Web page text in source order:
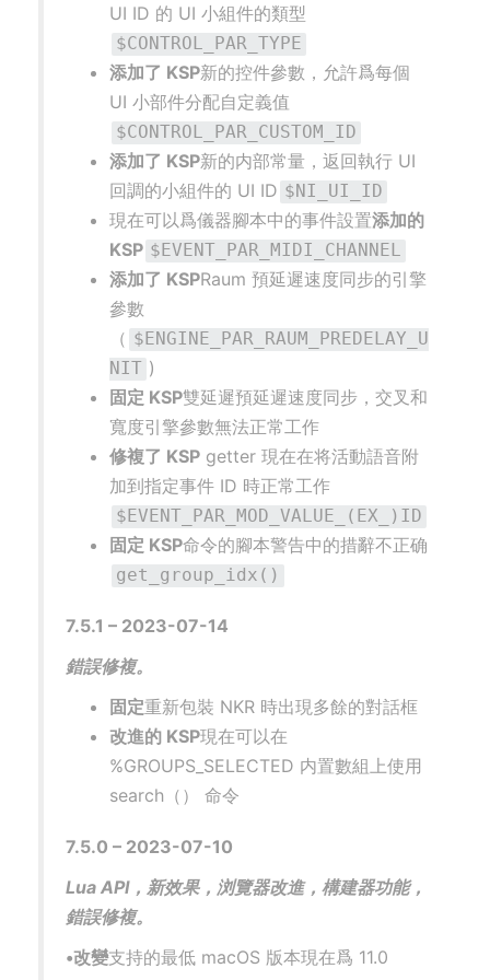
UI ID 的 UI 小組件的類型
$CONTROL_PAR_TYPE
添加了 KSP新的控件參數，允許爲每個
UI 小部件分配自定義值
$CONTROL_PAR_CUSTOM_ID
添加了 KSP新的内部常量，返回執行 UI
回調的小組件的 UI ID $NI_UI_ID
現在可以爲儀器腳本中的事件設置添加的
KSP $EVENT_PAR_MIDI_CHANNEL
添加了 KSPRaum 預延遲速度同步的引擎
參數
（ $ENGINE_PAR_RAUM_PREDELAY_U
NIT )
固定 KSP雙延遲預延遲速度同步，交叉和
寬度引擎參數無法正常工作
修複了 KSP getter 現在在将活動語音附
加到指定事件 ID 時正常工作
$EVENT_PAR_MOD_VALUE_(EX_)ID
固定 KSP命令的腳本警告中的措辭不正确
get_group_idx()
7.5.1 – 2023-07-14
錯誤修複。
固定重新包裝 NKR 時出現多餘的對話框
改進的 KSP現在可以在
%GROUPS_SELECTED 内置數組上使用
search（） 命令
7.5.0 – 2023-07-10
Lua API，新效果，浏覽器改進，構建器功能，
錯誤修複。
•改變支持的最低 macOS 版本現在爲 11.0